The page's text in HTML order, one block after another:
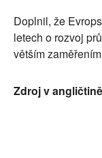
Doplnil, že
letech o rozvoj
větším
Zdroj v